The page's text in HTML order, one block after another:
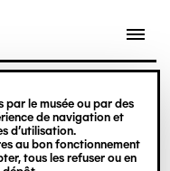
par le musée ou par des
de navigation et
d’utilisation.
au bon fonctionnement
tous les refuser ou en